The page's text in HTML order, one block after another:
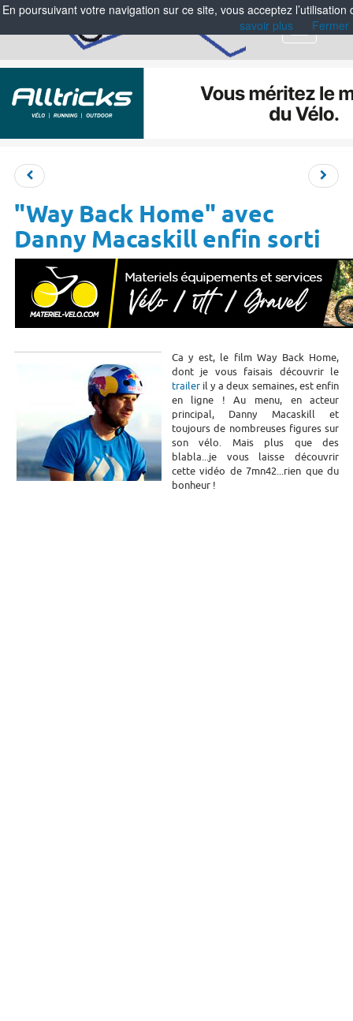
Menu
"Way Back Home" avec
Danny Macaskill enfin sorti
Ca y est, le film Way Back Home,
dont je vous faisais découvrir le
traileril y a deux semaines, est enfin
en ligne ! Au menu, en acteur
principal, Danny Macaskill et
toujours de nombreuses figures sur
son vélo. Mais plus que des
blabla...je vous laisse découvrir
cette vidéo de 7mn42...rien que du
bonheur !
En poursuivant votre navigation sur ce site, vous acceptez
savoir plus
Fermer